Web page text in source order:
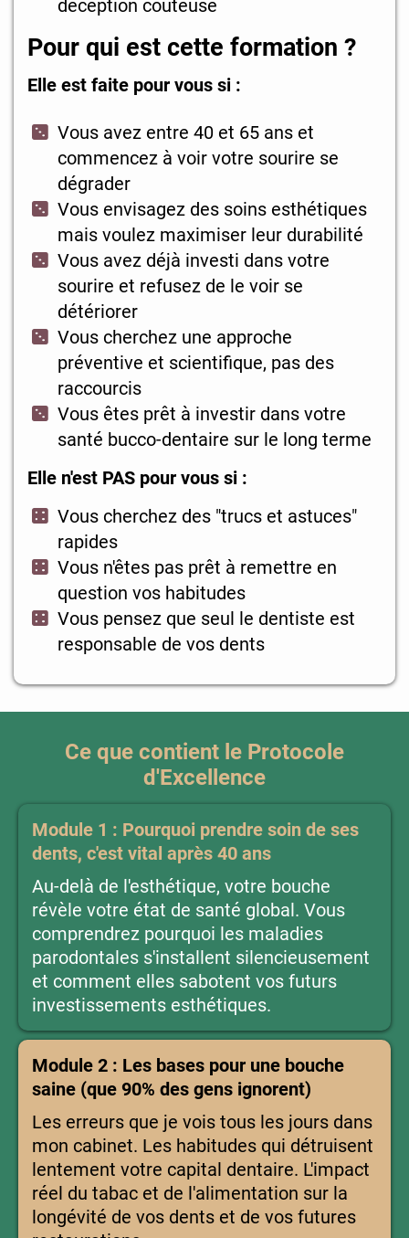
déception coûteuse
Pour qui est cette formation ?
Elle est faite pour vous si :
Vous avez entre 40 et 65 ans et
commencez à voir votre sourire se
dégrader
Vous envisagez des soins esthétiques
mais voulez maximiser leur durabilité
Vous avez déjà investi dans votre
sourire et refusez de le voir se
détériorer
Vous cherchez une approche
préventive et scientifique, pas des
raccourcis
Vous êtes prêt à investir dans votre
santé bucco-dentaire sur le long terme
Elle n'est PAS pour vous si :
Vous cherchez des "trucs et astuces"
rapides
Vous n'êtes pas prêt à remettre en
question vos habitudes
Vous pensez que seul le dentiste est
responsable de vos dents
Ce que contient le Protocole
d'Excellence
Module 1 : Pourquoi prendre soin de ses
dents, c'est vital après 40 ans
Au-delà de l'esthétique, votre bouche
révèle votre état de santé global. Vous
comprendrez pourquoi les maladies
parodontales s'installent silencieusement
et comment elles sabotent vos futurs
investissements esthétiques.
Module 2 : Les bases pour une bouche
saine (que 90% des gens ignorent)
Les erreurs que je vois tous les jours dans
mon cabinet. Les habitudes qui détruisent
lentement votre capital dentaire. L'impact
réel du tabac et de l'alimentation sur la
longévité de vos dents et de vos futures